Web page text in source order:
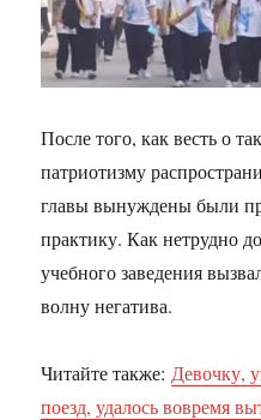
После того, как весть о
патриотизму
главы вынуждены были
практику. Как нетрудно
учебного заведения
волну негатива.
Читайте также: Девочку,
поезд, удалось вовремя